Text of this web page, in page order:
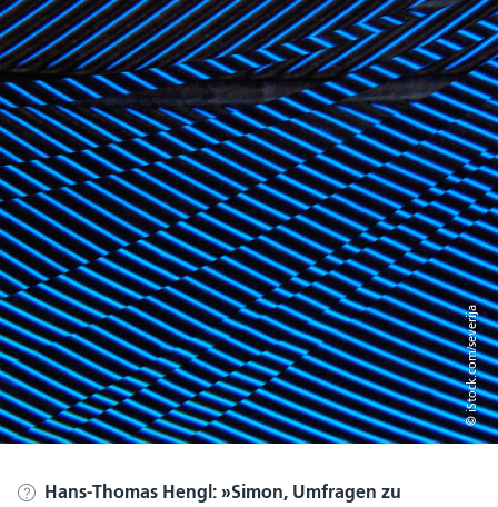
© iStock.com/severija
Hans-Thomas Hengl:
Simon, Umfragen zu